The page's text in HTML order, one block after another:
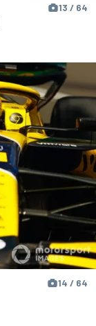
13 / 64
14 / 64